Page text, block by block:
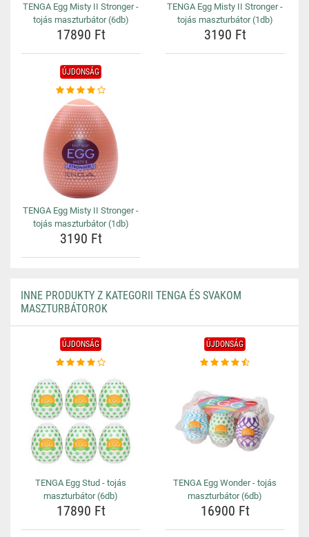
TENGA Egg Misty II Stronger -
tojás maszturbátor (6db)
17890 Ft
TENGA Egg Misty II Stronger -
tojás maszturbátor (1db)
3190 Ft
ÚJDONSÁG
TENGA Egg Misty II Stronger -
tojás maszturbátor (1db)
3190 Ft
INNE PRODUKTY Z KATEGORII TENGA ÉS SVAKOM
MASZTURBÁTOROK
ÚJDONSÁG
TENGA Egg Stud - tojás
maszturbátor (6db)
17890 Ft
ÚJDONSÁG
TENGA Egg Wonder - tojás
maszturbátor (6db)
16900 Ft